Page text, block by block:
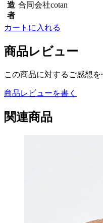
造
者
合同会社cotan
カートに入れる
商品レビュー
この商品に対するご感想を
商品レビューを書く
関連商品